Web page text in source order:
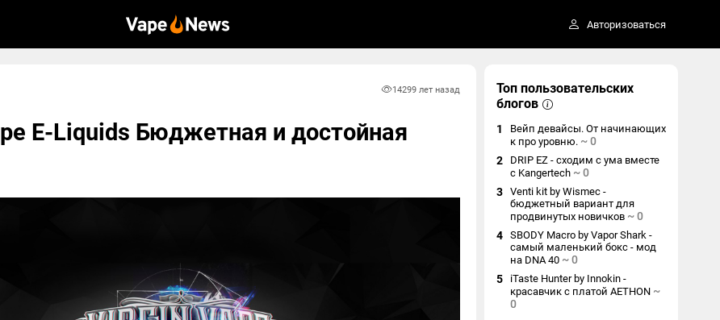
Авторизоваться
14299 лет назад
E-Liquids Бюджетная и достойная
Топ пользовательских
блогов
1
Вейп девайсы. От начинающих
к про уровню. ~0
2
DRIP EZ - сходим с ума вместе
с Kangertech ~0
3 Venti kit by Wismec -
бюджетный вариант для
продвинутых новичков ~0
4 SBODY Macro by Vapor Shark -
самый маленький бокс - мод
на DNA 40 ~0
5
iTaste Hunter by Innokin -
красавчик с платой AETHON ~
0